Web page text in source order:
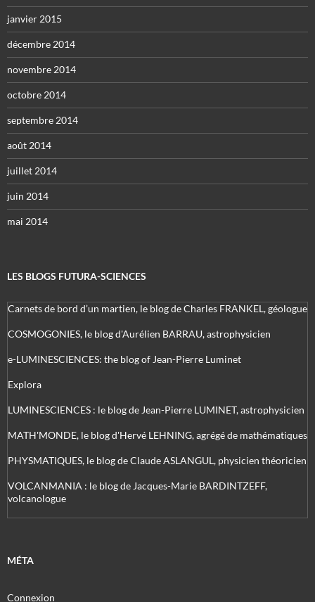
janvier 2015
décembre 2014
novembre 2014
octobre 2014
septembre 2014
août 2014
juillet 2014
juin 2014
mai 2014
LES BLOGS FUTURA-SCIENCES
Carnets de bord d’un martien, le blog de Charles FRANKEL, géologue
COSMOGONIES, le blog d'Aurélien BARRAU, astrophysicien
e-LUMINESCIENCES: the blog of Jean-Pierre Luminet
Explora
LUMINESCIENCES : le blog de Jean-Pierre LUMINET, astrophysicien
MATH'MONDE, le blog d'Hervé LEHNING, agrégé de mathématiques
PHYSMATIQUES, le blog de Claude ASLANGUL, physicien théoricien
VOLCANMANIA : le blog de Jacques-Marie BARDINTZEFF,
volcanologue
MÉTA
Connexion